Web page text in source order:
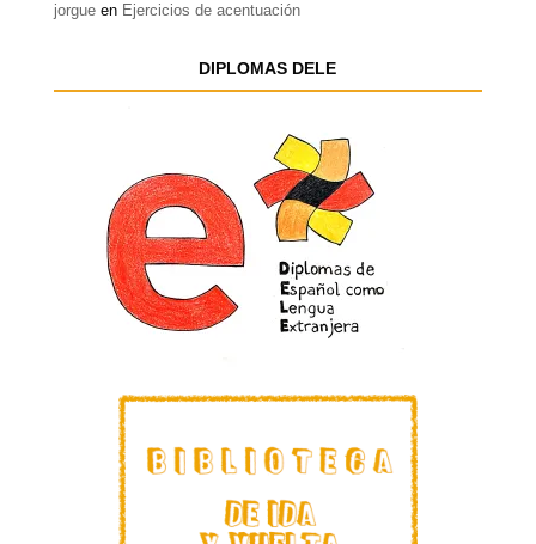
jorgueen Ejercicios de acentuación
DIPLOMAS DELE